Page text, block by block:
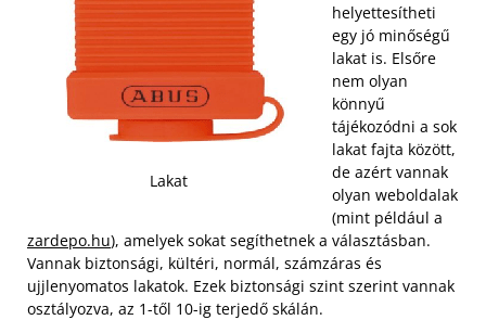
Lakat
helyettesítheti
egy jó minőségű
lakat is. Elsőre
nem olyan
könnyű
tájékozódni a sok
lakat fajta között,
de azért vannak
olyan weboldalak
(mint például a
zardepo.hu), amelyek sokat segíthetnek a választásban.
Vannak biztonsági, kültéri, normál, számzáras és
ujjlenyomatos lakatok. Ezek biztonsági szint szerint vannak
osztályozva, az 1-től 10-ig terjedő skálán.